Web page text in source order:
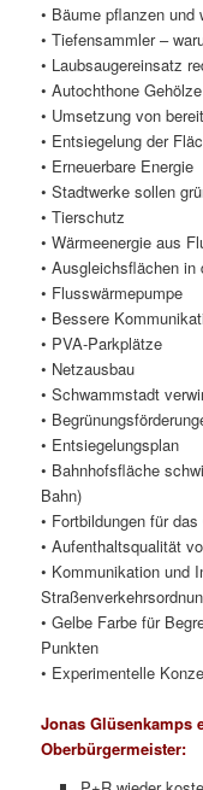
• Bäume pflanzen und
• Tiefensammler –
• Laubsaugereinsatz
• Autochthone
• Umsetzung von
• Entsiegelung der
• Erneuerbare Energie
• Stadtwerke sollen
• Tierschutz
• Wärmeenergie aus
• Ausgleichsflächen in
• Flusswärmepumpe
• Bessere
• PVA-Parkplätze
• Netzausbau
• Schwammstadt
•
• Entsiegelungsplan
• Bahnhofsfläche
Bahn)
• Fortbildungen für
• Aufenthaltsqualität
• Kommunikation und
• Gelbe Farbe für
Punkten
• Experimentelle
Jonas Glüsenkamps
Oberbürgermeister: